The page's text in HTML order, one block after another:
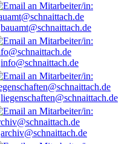
bauamt@schnaittach.de
info@schnaittach.de
liegenschaften@schnaittach.de
archiv@schnaittach.de